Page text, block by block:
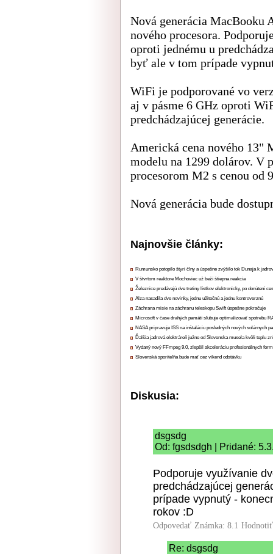
Nová generácia
nového procesora.
oproti jednému u
byť ale v tom prípade
WiFi je podporované vo
aj v pásme 6 GHz oproti
predchádzajúcej generácie.
Americká cena nového 13"
modelu na 1299 dolárov. V
procesorom M2 s cenou od
Nová generácia bude
Najnovšie články:
Rumunsko potopilo štyri člny a úspešne zvýšilo tok Dunaja k
V štvrtom reaktore Mochoviec už beží štiepna reakcia
Železnice predávajú dve tretiny lístkov elektronicky, po donútení
Alza nasadila dve novinky, jednu užitočnú a jednu kontroverznú
Záchrana misie na záchranu teleskopu Swift úspešne pokračuje
Microsoft v čase drahých pamätí sľubuje optimalizovať spotrebu
NASA pripravuje ISS na inštaláciu posledných nových solárnych
Ďalšia jadrová elektráreň južne od Slovenska musela kvôli teplu
Vydaný nový FFmpeg 9.0, zlepšil akceleráciu profesionálnych
Slovenská sporiteľňa bude mať cez víkend odstávku
Diskusia:
dsgsdg
Od: fgsdsdgh | Pridané:
Podporuje využívanie
predchádzajúcej
prípade vypnutý -
rokov :D
Odpovedať Známka: 8.1
Re: dsgsdg